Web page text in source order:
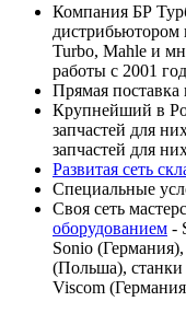
Компания БР
дистрибьютором
Turbo, Mahle и
работы с 2001
Прямая поставка
Крупнейший в
запчастей для
запчастей для
Развитая сеть
Специальные
Своя сеть
оборудованием -
Sonio
(Польша),
Viscom